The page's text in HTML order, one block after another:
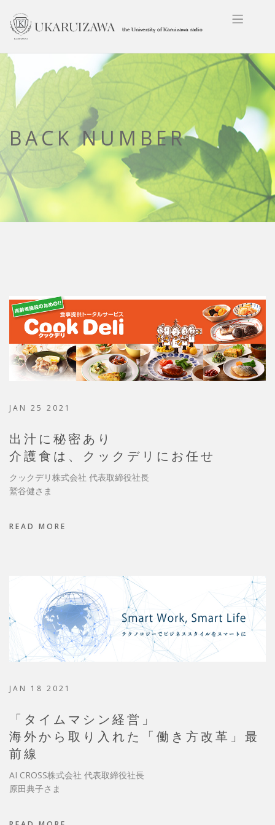
BACK NUMBER
JAN 25 2021
出汁に秘密あり
介護食は、クックデリにお任せ
クックデリ株式会社 代表取締役社長
鷲谷健さま
READ MORE
JAN 18 2021
「タイムマシン経営」
海外から取り入れた「働き方改革」最
前線
AI CROSS株式会社 代表取締役社長
原田典子さま